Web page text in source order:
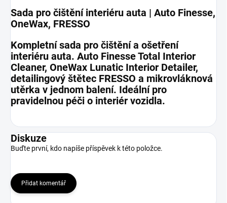
Sada pro čištění interiéru auta | Auto Finesse,
OneWax, FRESSO
Kompletní sada pro čištění a ošetření
interiéru auta. Auto Finesse Total Interior
Cleaner, OneWax Lunatic Interior Detailer,
detailingový štětec FRESSO a mikrovláknová
utěrka v jednom balení. Ideální pro
pravidelnou péči o interiér vozidla.
Diskuze
Buďte první, kdo napíše příspěvek k této položce.
Přidat komentář